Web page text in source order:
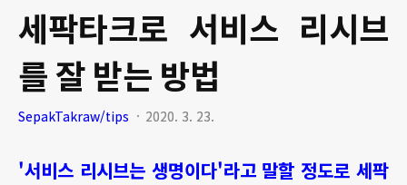
크
로
라
이
세팍타크로 서비스 리시브
를 잘 받는 방법
SepakTakraw/tips 2020. 3. 23.
'서비스 리시브는 생명이다'라고 말할 정도로 세팍